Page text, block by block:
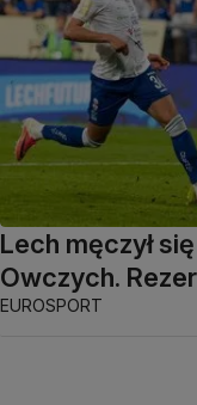
Lech męczył
Owczych.
EUROSPORT